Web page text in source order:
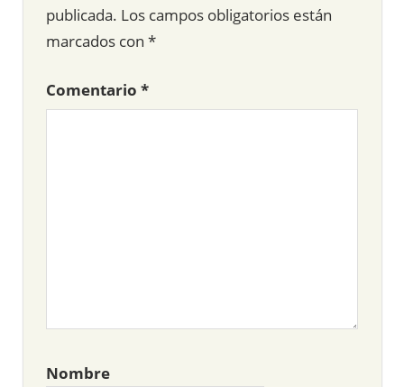
publicada. Los campos obligatorios están
marcados con *
Comentario *
Nombre